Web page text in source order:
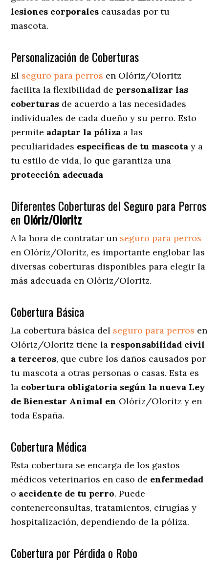
lesiones corporales causadas por tu
mascota.
Personalización de Coberturas
El seguro para perros en Olóriz/Oloritz
facilita la flexibilidad de personalizar las
coberturas de acuerdo a las necesidades
individuales de cada dueño y su perro. Esto
permite adaptar la póliza a las
peculiaridades específicas de tu mascota y a
tu estilo de vida, lo que garantiza una
protección adecuada
Diferentes Coberturas del Seguro para Perros
en Olóriz/Oloritz
A la hora de contratar un seguro para perros
en Olóriz/Oloritz, es importante englobar las
diversas coberturas disponibles para elegir la
más adecuada en Olóriz/Oloritz.
Cobertura Básica
La cobertura básica del seguro para perros en
Olóriz/Oloritz tiene la responsabilidad civil
a terceros, que cubre los daños causados por
tu mascota a otras personas o casas. Esta es
la cobertura obligatoria según la nueva Ley
de Bienestar Animal en Olóriz/Oloritz y en
toda España.
Cobertura Médica
Esta cobertura se encarga de los gastos
médicos veterinarios en caso de enfermedad
o accidente de tu perro. Puede
contenerconsultas, tratamientos, cirugías y
hospitalización, dependiendo de la póliza.
Cobertura por Pérdida o Robo